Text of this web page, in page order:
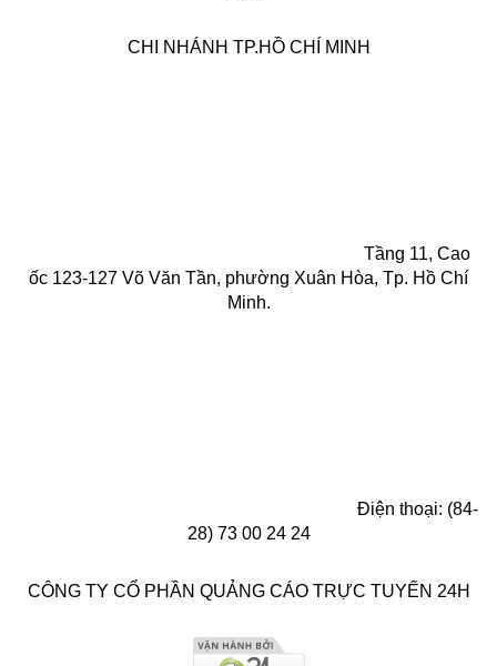
CHI NHÁNH TP.HỒ CHÍ MINH
Tầng 11, Cao
ốc 123-127 Võ Văn Tần, phường Xuân Hòa, Tp. Hồ Chí
Minh.
Điện thoại: (84-
28) 73 00 24 24
CÔNG TY CỔ PHẦN QUẢNG CÁO TRỰC TUYẾN 24H